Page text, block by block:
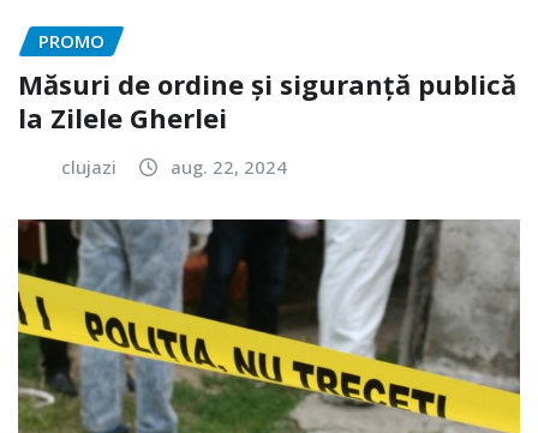
PROMO
Măsuri de ordine și siguranță publică
la Zilele Gherlei
clujazi aug. 22, 2024